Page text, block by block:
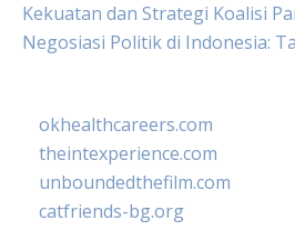
Kekuatan dan Strategi Koalisi
Negosiasi Politik di Indonesia:
okhealthcareers.com
theintexperience.com
unboundedthefilm.com
catfriends-bg.org